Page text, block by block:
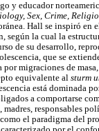
y educador
Sex, Crime,
Hall se inspiró en
según la cual la
de su desarrollo,
que se
por migraciones de
equivalente al sturm
está dominada
a comportarse
madres, responsables
el paradigma del